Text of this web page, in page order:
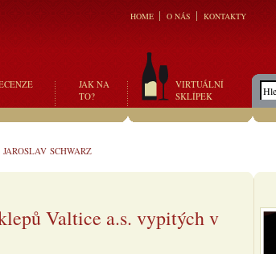
HOME O NÁS KONTAKTY
JAK NA
TO?
VIRTUÁLNÍ
SKLÍPEK
JAROSLAV SCHWARZ
Valtice a.s. vypitých v